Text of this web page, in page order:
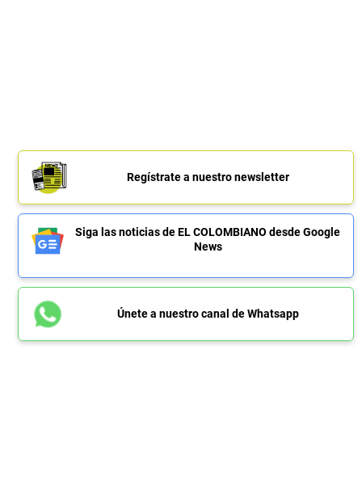
Regístrate a nuestro newsletter
Siga las noticias de EL COLOMBIANO desde Google
News
Únete a nuestro canal de Whatsapp